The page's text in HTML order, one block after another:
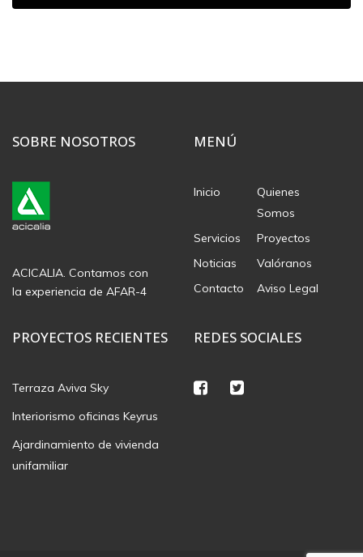
SOBRE NOSOTROS
ACICALIA. Contamos con
la experiencia de AFAR-4
MENÚ
Inicio
Quienes
Somos
Servicios
Proyectos
Noticias
Valóranos
Contacto
Aviso Legal
PROYECTOS RECIENTES
Terraza Aviva Sky
Interiorismo oficinas Keyrus
Ajardinamiento de vivienda
unifamiliar
REDES SOCIALES